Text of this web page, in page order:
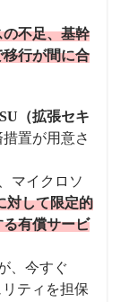
不足、基幹
行が間に合
（拡張セキ
置が用意さ
マイクロソ
対して限定的
有償サービ
、今すぐ
ティを担保